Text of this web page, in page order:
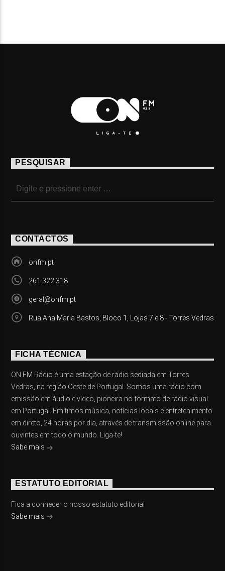
PESQUISAR
CONTACTOS
onfm.pt
261 322 318
geral@onfm.pt
Rua Ana Maria Bastos, Bloco 1, Lojas 7 e 8 - Torres Vedras
FICHA TÉCNICA
ON FM Rádio é uma estação de rádio sediada em Torres
Vedras, na região Oeste de Portugal. Somos uma rádio com
emissão em áudio e vídeo, pioneira no formato de rádio visual
em Portugal. Emitimos música, notícias locais e entretenimento
em direto, 24 horas por dia, através de transmissão online para
ouvintes em todo o mundo. Liga-te!
Sabe mais
ESTATUTO EDITORIAL
Fica a conhecer o nosso estatuto editorial
Sabe mais